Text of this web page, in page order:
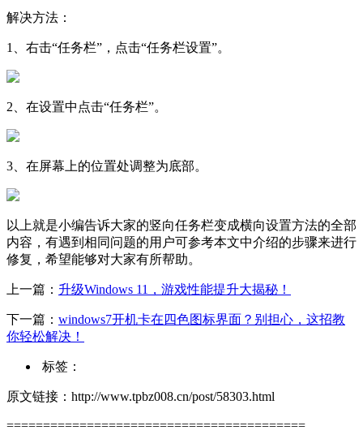
解决方法：
1、右击“任务栏”，点击“任务栏设置”。
2、在设置中点击“任务栏”。
3、在屏幕上的位置处调整为底部。
以上就是小编告诉大家的竖向任务栏变成横向设置方法的全部
内容，有遇到相同问题的用户可参考本文中介绍的步骤来进行
修复，希望能够对大家有所帮助。
上一篇： 升级Windows 11，游戏性能提升大揭秘！
下一篇： windows7开机卡在四色图标界面？别担心，这招教
你轻松解决！
标签：
原文链接：http://www.tpbz008.cn/post/58303.html
=========================================